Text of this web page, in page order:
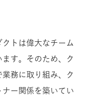
トは偉大なチーム
す。そのため、ク
務に取り組み、ク
ー関係を築いてい